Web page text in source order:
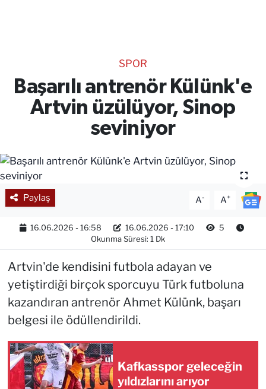
SPOR
Başarılı antrenör Külünk'e
Artvin üzülüyor, Sinop
seviniyor
Paylaş A- A+
16.06.2026 - 16:58 16.06.2026 - 17:10
5
Okunma Süresi: 1 Dk
Artvin'de kendisini futbola adayan ve
yetiştirdiği birçok sporcuyu Türk futboluna
kazandıran antrenör Ahmet Külünk, başarı
belgesi ile ödüllendirildi.
Kafkasspor geleceğin
yıldızlarını arıyor
RESMİ İLANLAR
Gencsesfm Canlı Dinle